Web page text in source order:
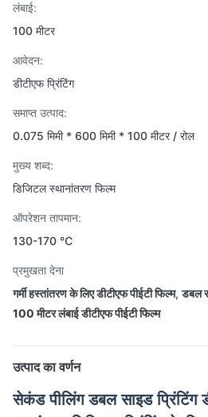
लंबाई:
100 मीटर
आवेदन:
डीटीएफ प्रिंटिंग
समाप्त उत्पाद:
0.075 मिमी * 600 मिमी * 100 मीटर / रोल
मुख्य शब्द:
डिजिटल स्थानांतरण फिल्म
ऑपरेशन तापमान:
130-170 ℃
प्रमुखता देना
गर्मी हस्तांतरण के लिए डीटीएफ पीईटी फिल्म,डबल
100 मीटर लंबाई डीटीएफ पीईटी फिल्म
उत्पाद का वर्णन
सेकंड पीलिंग डबल साइड प्रिंटिंग